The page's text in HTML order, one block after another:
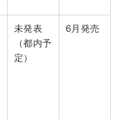
未発表
（都内予
定）
6月発売